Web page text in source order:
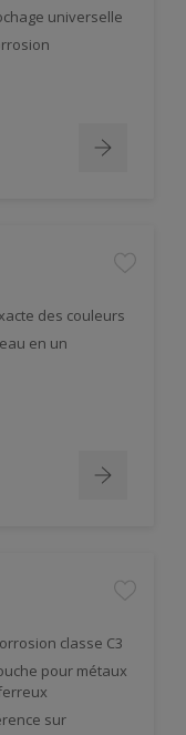
universelle
des couleurs
en un
classe C3
pour métaux
sur